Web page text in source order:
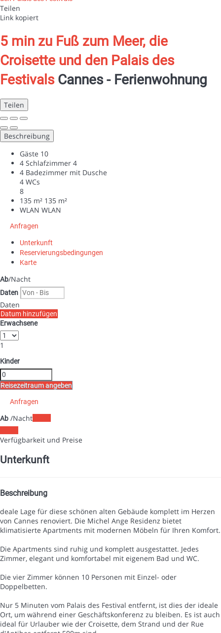
Teilen
Link kopiert
5 min zu Fuß zum Meer, die
Croisette und den Palais des
Festivals Cannes - Ferienwohnung
Teilen
Beschreibung
Gäste 10
4 Schlafzimmer 4
4 Badezimmer mit Dusche
4 WCs
8
135 m² 135 m²
WLAN WLAN
Anfragen
Unterkunft
Reservierungsbedingungen
Karte
Ab/Nacht
Daten
Daten
Datum hinzufügen
Erwachsene
1
Kinder
Reisezeitraum angeben
Anfragen
Ab /Nacht
Verfügbarkeit und Preise
Unterkunft
Beschreibung
deale Lage für diese schönen alten Gebäude komplett im Herzen
von Cannes renoviert. Die Michel Ange Residenz bietet
klimatisierte Apartments mit modernen Möbeln für Ihren Komfort.
Die Apartments sind ruhig und komplett ausgestattet. Jedes
Zimmer, elegant und komfortabel mit eigenem Bad und WC.
Die vier Zimmer können 10 Personen mit Einzel- oder
Doppelbetten.
Nur 5 Minuten vom Palais des Festival entfernt, ist dies der ideale
Ort, um während einer Geschäftskonferenz zu bleiben. Es ist auch
ideal für Urlauber wie der Croisette, dem Strand und der Rue